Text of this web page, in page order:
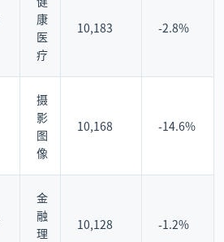
康
医
疗
10,183 -2.8%
摄
影
图
像
10,168 -14.6%
金
融
理
10,128 -1.2%